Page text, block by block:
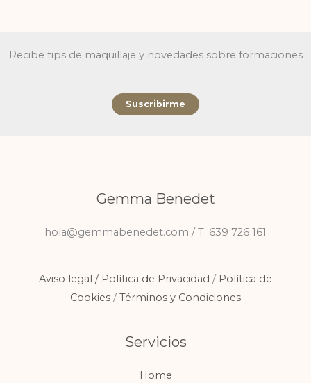
Recibe tips de maquillaje y novedades sobre formaciones
Suscribirme
Gemma Benedet
hola@gemmabenedet.com / T. 639 726 161
Aviso legal / Política de Privacidad / Política de
Cookies / Términos y Condiciones
Servicios
Home